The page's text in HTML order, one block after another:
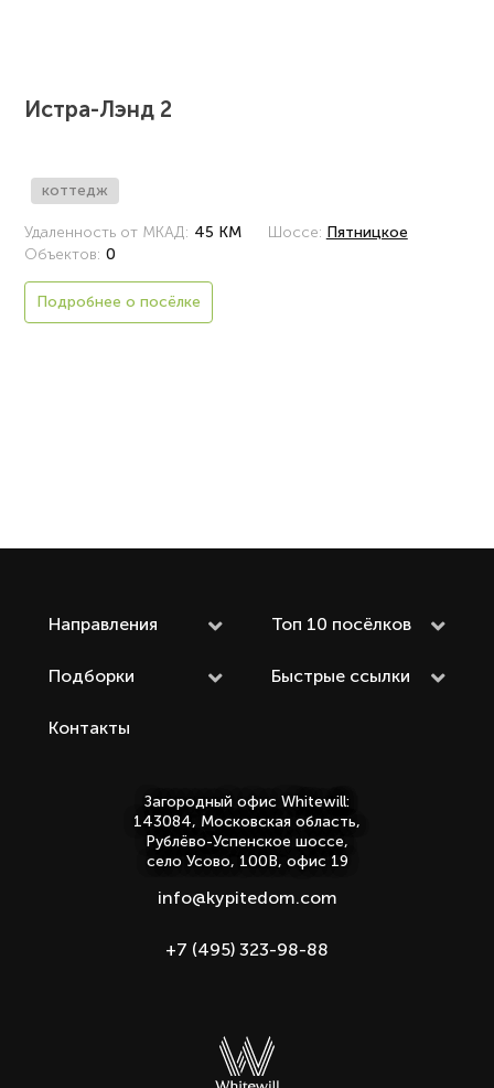
Истра-Лэнд 2
коттедж
Удаленность от МКАД: 45 КМ Шоссе: Пятницкое
Объектов: 0
Подробнее о посёлке
Направления Топ 10 посёлков
Подборки Быстрые ссылки
Контакты
Загородный офис Whitewill:
143084, Московская область,
Рублёво-Успенское шоссе,
село Усово, 100В, офис 19
info@kypitedom.com
+7 (495) 323-98-88